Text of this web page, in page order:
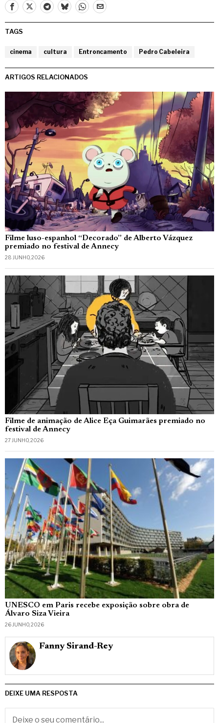
TAGS
cinema cultura Entroncamento Pedro Cabeleira
ARTIGOS RELACIONADOS
Filme luso-espanhol “Decorado” de Alberto Vázquez
premiado no festival de Annecy
28 JUNHO, 2026
Filme de animação de Alice Eça Guimarães premiado no
festival de Annecy
27 JUNHO, 2026
UNESCO em Paris recebe exposição sobre obra de
Álvaro Siza Vieira
26 JUNHO, 2026
Fanny Sirand-Rey
DEIXE UMA RESPOSTA